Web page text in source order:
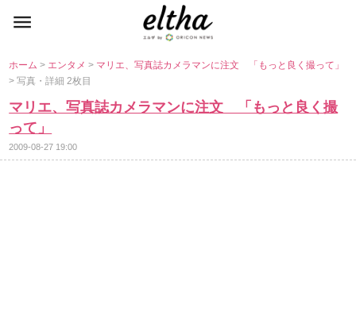
ホーム> エンタメ> マリエ、写真誌カメラマンに注文 「もっと良く撮って」
> 写真・詳細 2枚目
マリエ、写真誌カメラマンに注文 「もっと良く撮
って」
2009-08-27 19:00